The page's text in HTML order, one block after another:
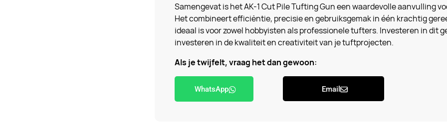
Samengevat is het AK-1 Cut Pile Tufting Gun een waardevolle aanvulling
Het combineert efficiëntie, precisie en gebruiksgemak in één krachtig
ideaal is voor zowel hobbyisten als professionele tufters. Investeren in dit
investeren in de kwaliteit en creativiteit van je tuftprojecten.
Als je twijfelt, vraag het dan gewoon:
WhatsApp Email